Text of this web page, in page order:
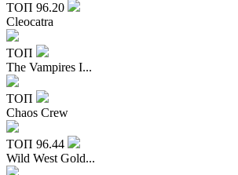
ТОП 96.20
Cleocatra
ТОП
The Vampires I...
ТОП
Chaos Crew
ТОП 96.44
Wild West Gold...